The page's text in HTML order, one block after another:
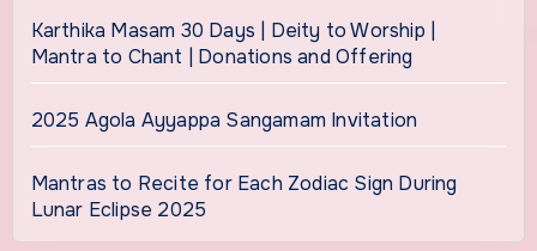
Karthika Masam 30 Days | Deity to Worship |
Mantra to Chant | Donations and Offering
2025 Agola Ayyappa Sangamam Invitation
Mantras to Recite for Each Zodiac Sign During
Lunar Eclipse 2025